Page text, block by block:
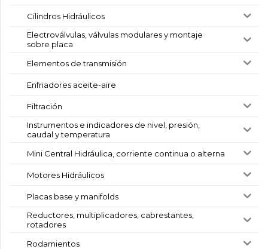
Cilindros Hidráulicos
Electroválvulas, válvulas modulares y montaje
sobre placa
Elementos de transmisión
Enfriadores aceite-aire
Filtración
Instrumentos e indicadores de nivel, presión,
caudal y temperatura
Mini Central Hidráulica, corriente continua o alterna
Motores Hidráulicos
Placas base y manifolds
Reductores, multiplicadores, cabrestantes,
rotadores
Rodamientos